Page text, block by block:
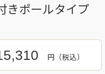
きポールタイプ
円